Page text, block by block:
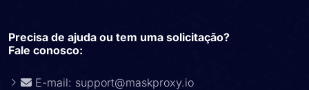
Precisa de ajuda ou tem uma solicitação?
Fale conosco:
E-mail: support@maskproxy.io